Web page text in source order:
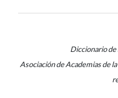
Diccionario
Asociación de Academias de